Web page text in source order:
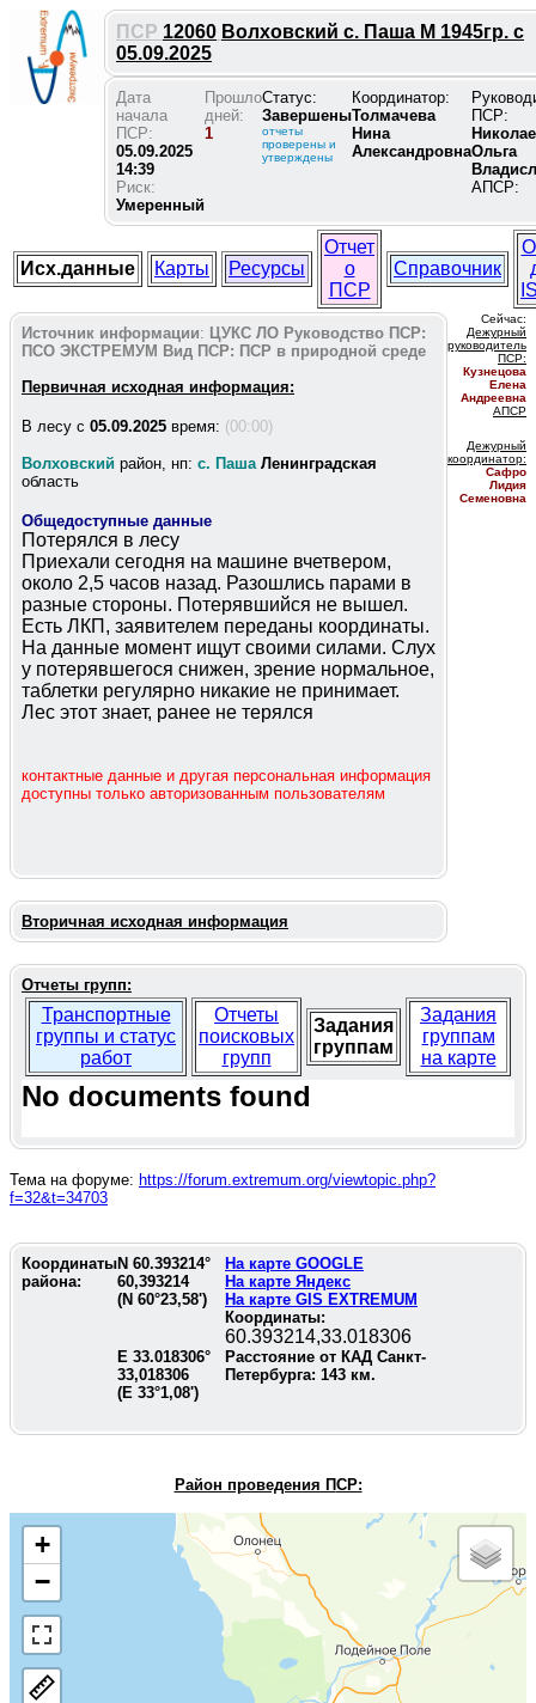
ПСР 12060 Волховский с. Паша М 1945гр. с
05.09.2025
Дата
начала
ПСР:
05.09.2025
14:39
Риск:
Умеренный
Прошло
дней:
1
Статус:
Завершены
отчеты
проверены и
утверждены
Координатор:
Толмачева
Нина
Александровна
ПСР:
Ольга
АПСР:
Исх.данные Карты Ресурсы
Отчет
о
ПСР
Справочник
Источник информации: ЦУКС ЛО Руководство ПСР:
ПСО ЭКСТРЕМУМ Вид ПСР: ПСР в природной среде
Первичная исходная информация:
В лесу c 05.09.2025 время: (00:00)
Волховский район, нп: с. Паша Ленинградская
область
Общедоступные данные
Потерялся в лесу
Приехали сегодня на машине вчетвером,
около 2,5 часов назад. Разошлись парами в
разные стороны. Потерявшийся не вышел.
Есть ЛКП, заявителем переданы координаты.
На данные момент ищут своими силами. Слух
у потерявшегося снижен, зрение нормальное,
таблетки регулярно никакие не принимает.
Лес этот знает, ранее не терялся
контактные данные и другая персональная информация
доступны только авторизованным пользователям
Сейчас:
Дежурный
руководитель
ПСР:
Кузнецова
Елена
Андреевна
АПСР
Дежурный
координатор:
Сафро
Лидия
Семеновна
Вторичная исходная информация
Отчеты групп:
Транспортные
группы и статус
работ
Отчеты
поисковых
групп
Задания
группам
Задания
группам
на карте
No documents found
Тема на форуме: https://forum.extremum.org/viewtopic.php?
f=32&t=34703
Координаты
района:
N 60.393214°
60,393214
(N 60°23,58')
На карте GOOGLE
На карте Яндекс
На карте GIS EXTREMUM
Координаты:
60.393214,33.018306
E 33.018306°
33,018306
(E 33°1,08')
Расстояние от КАД Санкт-
Петербурга: 143 км.
Район проведения ПСР:
+
−